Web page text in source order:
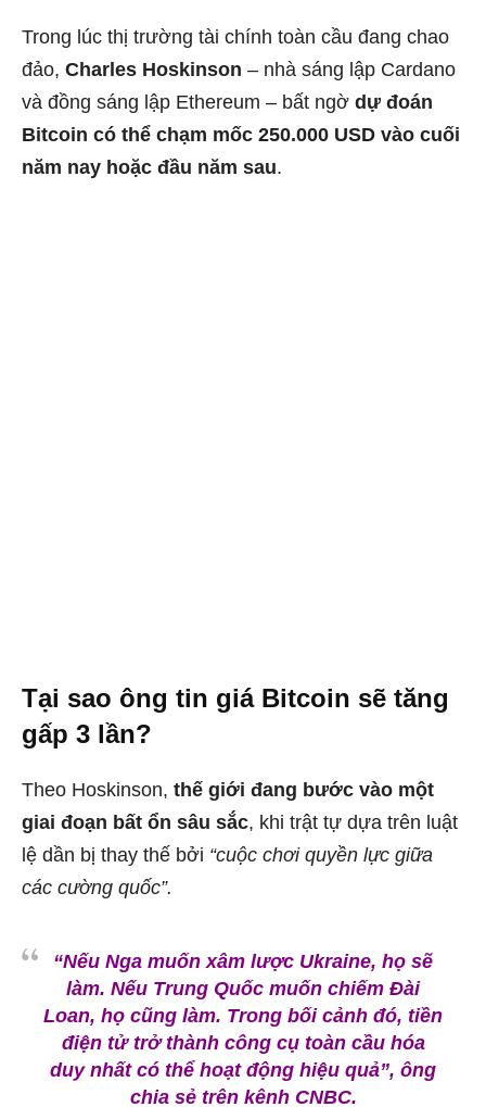
Trong lúc thị trường tài chính toàn cầu đang chao
đảo, Charles Hoskinson – nhà sáng lập Cardano
và đồng sáng lập Ethereum – bất ngờ dự đoán
Bitcoin có thể chạm mốc 250.000 USD vào cuối
năm nay hoặc đầu năm sau.
Tại sao ông tin giá Bitcoin sẽ tăng
gấp 3 lần?
Theo Hoskinson, thế giới đang bước vào một
giai đoạn bất ổn sâu sắc, khi trật tự dựa trên luật
lệ dần bị thay thế bởi “cuộc chơi quyền lực giữa
các cường quốc”.
“Nếu Nga muốn xâm lược Ukraine, họ sẽ
làm. Nếu Trung Quốc muốn chiếm Đài
Loan, họ cũng làm. Trong bối cảnh đó, tiền
điện tử trở thành công cụ toàn cầu hóa
duy nhất có thể hoạt động hiệu quả”, ông
chia sẻ trên kênh CNBC.